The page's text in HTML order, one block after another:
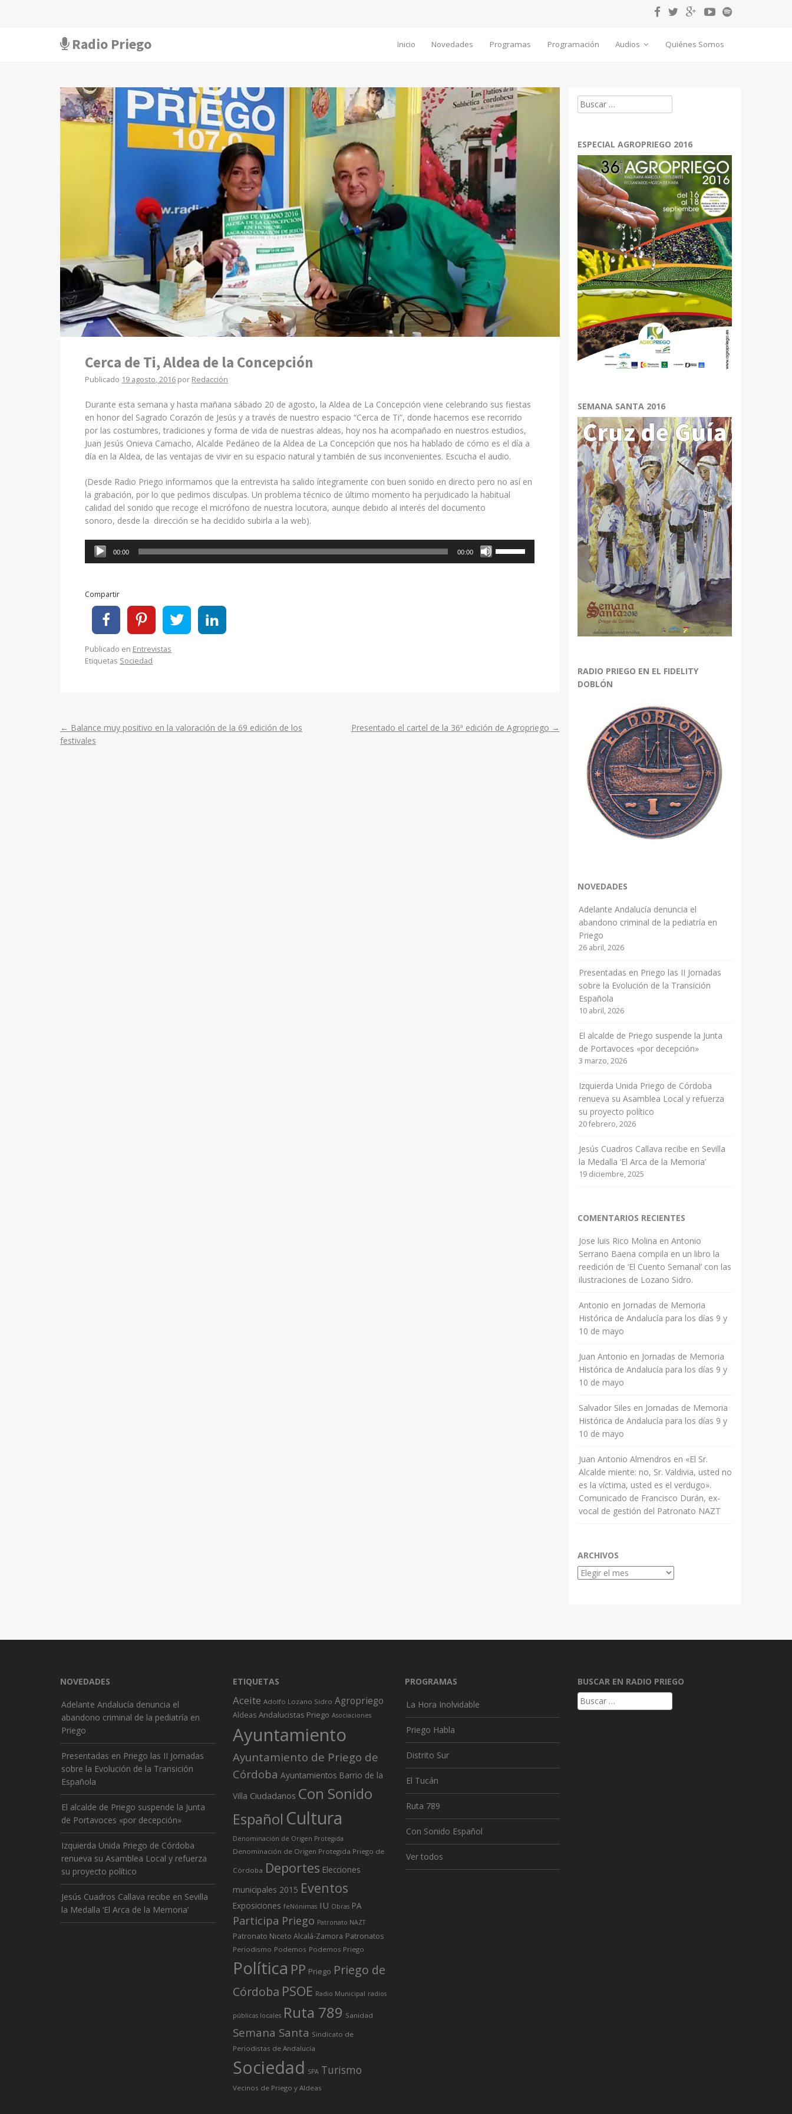
Radio Priego Inicio Novedades Programas Programación Audios Quiénes Somos
Cerca de Ti, Aldea de la Concepción
Publicado 19 agosto, 2016 por Redacción
Durante esta semana y hasta mañana sábado 20 de agosto, la Aldea de La Concepción viene celebrando sus fiestas
en honor del Sagrado Corazón de Jesús y a través de nuestro espacio “Cerca de Ti”, donde hacemos ese recorrido
por las costumbres, tradiciones y forma de vida de nuestras aldeas, hoy nos ha acompañado en nuestros estudios,
Juan Jesús Onieva Camacho, Alcalde Pedáneo de la Aldea de La Concepción que nos ha hablado de cómo es el día a
día en la Aldea, de las ventajas de vivir en su espacio natural y también de sus inconvenientes. Escucha el audio.
(Desde Radio Priego informamos que la entrevista ha salido íntegramente con buen sonido en directo pero no así en
la grabación, por lo que pedimos disculpas. Un problema técnico de último momento ha perjudicado la habitual
calidad del sonido que recoge el micrófono de nuestra locutora, aunque debido al interés del documento
sonoro, desde la dirección se ha decidido subirla a la web).
Reproductor
00:00 00:00
Compartir
Publicado en Entrevistas
Etiquetas Sociedad
Post
← Balance muy positivo en la valoración de la 69 edición de los
festivales
Presentado el cartel de la 36ª edición de Agropriego →
Buscar:
ESPECIAL AGROPRIEGO 2016
SEMANA SANTA 2016
RADIO PRIEGO EN EL FIDELITY
DOBLÓN
NOVEDADES
Adelante Andalucía denuncia el
abandono criminal de la pediatría en
Priego
26 abril, 2026
Presentadas en Priego las II Jornadas
sobre la Evolución de la Transición
Española
10 abril, 2026
El alcalde de Priego suspende la Junta
de Portavoces «por decepción»
3 marzo, 2026
Izquierda Unida Priego de Córdoba
renueva su Asamblea Local y refuerza
su proyecto político
20 febrero, 2026
Jesús Cuadros Callava recibe en Sevilla
la Medalla ‘El Arca de la Memoria’
19 diciembre, 2025
COMENTARIOS RECIENTES
Jose luis Rico Molina en Antonio
Serrano Baena compila en un libro la
reedición de ‘El Cuento Semanal’ con las
ilustraciones de Lozano Sidro.
Antonio en Jornadas de Memoria
Histórica de Andalucía para los días 9 y
10 de mayo
Juan Antonio en Jornadas de Memoria
Histórica de Andalucía para los días 9 y
10 de mayo
Salvador Siles en Jornadas de Memoria
Histórica de Andalucía para los días 9 y
10 de mayo
Juan Antonio Almendros en «El Sr.
Alcalde miente: no, Sr. Valdivia, usted no
es la víctima, usted es el verdugo».
Comunicado de Francisco Durán, ex-
vocal de gestión del Patronato NAZT
ARCHIVOS
Archivos
NOVEDADES
Adelante Andalucía denuncia el
abandono criminal de la pediatría en
Priego
Presentadas en Priego las II Jornadas
sobre la Evolución de la Transición
Española
El alcalde de Priego suspende la Junta
de Portavoces «por decepción»
Izquierda Unida Priego de Córdoba
renueva su Asamblea Local y refuerza
su proyecto político
Jesús Cuadros Callava recibe en Sevilla
la Medalla ‘El Arca de la Memoria’
ETIQUETAS
Aceite Adolfo Lozano Sidro Agropriego
Aldeas Andalucistas Priego Asociaciones
Ayuntamiento
Ayuntamiento de Priego de
Córdoba Ayuntamientos Barrio de la
Villa Ciudadanos Con Sonido
Español Cultura
Denominación de Origen Protegida
Denominación de Origen Protegida Priego de
Córdoba Deportes Elecciones
municipales 2015 Eventos
Exposiciones feNónimas IU Obras PA
Participa Priego Patronato NAZT
Patronato Niceto Alcalá-Zamora Patronatos
Periodismo Podemos Podemos Priego
Política PP Priego Priego de
Córdoba PSOE Radio Municipal radios
públicas locales Ruta 789 Sanidad
Semana Santa Sindicato de
Periodistas de Andalucía
Sociedad SPA Turismo
Vecinos de Priego y Aldeas
PROGRAMAS
La Hora Inolvidable
Priego Habla
Distrito Sur
El Tucán
Ruta 789
Con Sonido Español
Ver todos
BUSCAR EN RADIO PRIEGO
Buscar: